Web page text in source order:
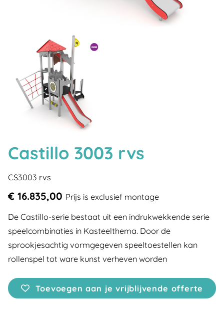
Castillo 3003 rvs
CS3003 rvs
€ 16.835,00 Prijs is exclusief montage
De Castillo-serie bestaat uit een indrukwekkende serie
speelcombinaties in Kasteelthema. Door de
sprookjesachtig vormgegeven speeltoestellen kan
rollenspel tot ware kunst verheven worden
Toevoegen aan je vrijblijvende offerte